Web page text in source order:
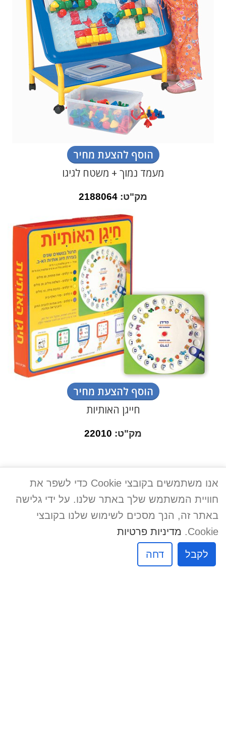
הוסף להצעת מחיר
מעמד נמוך + משטח לגיגו
מק"ט: 2188064
הוסף להצעת מחיר
חייגן האותיות
מק"ט: 22010
אנו משתמשים בקובצי Cookie כדי לשפר את
חוויית המשתמש שלך באתר שלנו. על ידי גלישה
באתר זה, הנך מסכים לשימוש שלנו בקובצי
Cookie.
מדיניות פרטיות
לקבל דחה